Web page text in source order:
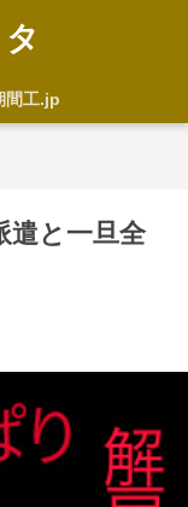
間工.jp
遣と一旦全